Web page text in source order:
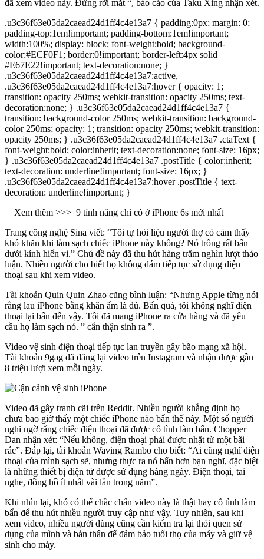
đã xem video này. Đừng rời mắt “, báo cáo của Taku Xing nhận xét.
.u3c36f63e05da2caead24d1ff4c4e13a7 { padding:0px; margin: 0;
padding-top:1em!important; padding-bottom:1em!important;
width:100%; display: block; font-weight:bold; background-
color:#ECF0F1; border:0!important; border-left:4px solid
#E67E22!important; text-decoration:none; }
.u3c36f63e05da2caead24d1ff4c4e13a7:active,
.u3c36f63e05da2caead24d1ff4c4e13a7:hover { opacity: 1;
transition: opacity 250ms; webkit-transition: opacity 250ms; text-
decoration:none; } .u3c36f63e05da2caead24d1ff4c4e13a7 {
transition: background-color 250ms; webkit-transition: background-
color 250ms; opacity: 1; transition: opacity 250ms; webkit-transition:
opacity 250ms; } .u3c36f63e05da2caead24d1ff4c4e13a7 .ctaText {
font-weight:bold; color:inherit; text-decoration:none; font-size: 16px;
} .u3c36f63e05da2caead24d1ff4c4e13a7 .postTitle { color:inherit;
text-decoration: underline!important; font-size: 16px; }
.u3c36f63e05da2caead24d1ff4c4e13a7:hover .postTitle { text-
decoration: underline!important; }
Xem thêm >>> 9 tính năng chỉ có ở iPhone 6s mới nhất
Trang công nghệ Sina viết: “Tôi tự hỏi liệu người thợ có cảm thấy
khó khăn khi làm sạch chiếc iPhone này không? Nó trông rất bẩn
dưới kính hiển vi.” Chủ đề này đã thu hút hàng trăm nghìn lượt thảo
luận. Nhiều người cho biết họ không dám tiếp tục sử dụng điện
thoại sau khi xem video.
Tài khoản Quin Quin Zhao cũng bình luận: “Nhưng Apple từng nói
rằng lau iPhone bằng khăn ẩm là đủ. Bẩn quá, tôi không nghĩ điện
thoại lại bẩn đến vậy. Tôi đã mang iPhone ra cửa hàng và đã yêu
cầu họ làm sạch nó. ” cẩn thận sinh ra ”.
Video vệ sinh điện thoại tiếp tục lan truyền gây bão mạng xã hội.
Tài khoản 9gag đã đăng lại video trên Instagram và nhận được gần
8 triệu lượt xem mỗi ngày.
Video đã gây tranh cãi trên Reddit. Nhiều người khẳng định họ
chưa bao giờ thấy một chiếc iPhone nào bẩn thế này. Một số người
nghi ngờ rằng chiếc điện thoại đã được cố tình làm bẩn. Chopper
Dan nhận xét: “Nếu không, điện thoại phải được nhặt từ một bãi
rác”. Đáp lại, tài khoản Waving Rambo cho biết: “Ai cũng nghĩ điện
thoại của mình sạch sẽ, nhưng thực ra nó bẩn hơn bạn nghĩ, đặc biệt
là những thiết bị điện tử được sử dụng hàng ngày. Điện thoại, tai
nghe, đồng hồ ít nhất vài lần trong năm”.
Khi nhìn lại, khó có thể chắc chắn video này là thật hay cố tình làm
bẩn để thu hút nhiều người truy cập như vậy. Tuy nhiên, sau khi
xem video, nhiều người dùng cũng cần kiểm tra lại thói quen sử
dụng của mình và bản thân để đảm bảo tuổi thọ của máy và giữ vệ
sinh cho máy.